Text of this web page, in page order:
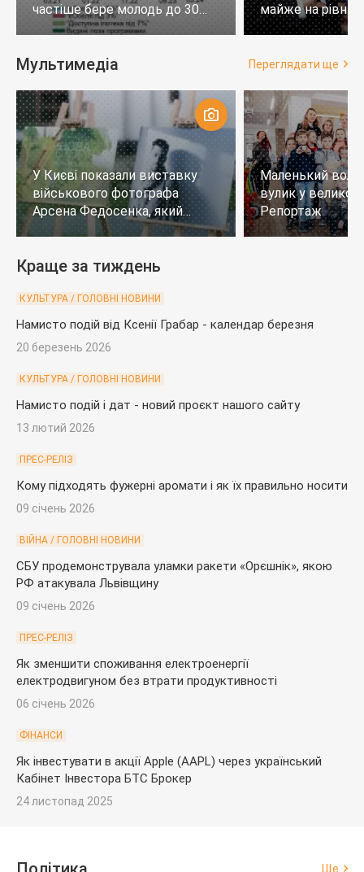
частіше бере молодь до 30
років
майже на
тих, хто не
Мультимедіа Переглядати ще
У Києві показали виставку
військового фотографа
Арсена Федосенка, який
загинув на війні
Маленький
вулик у
Репортаж
Краще за тиждень
КУЛЬТУРА / ГОЛОВНІ НОВИНИ
Намисто подій від Ксенії Грабар - календар березня
20 березень 2026
КУЛЬТУРА / ГОЛОВНІ НОВИНИ
Намисто подій і дат - новий проєкт нашого сайту
13 лютий 2026
ПРЕС-РЕЛІЗ
Кому підходять фужерні аромати і як їх правильно носити
09 січень 2026
ВІЙНА / ГОЛОВНІ НОВИНИ
СБУ продемонструвала уламки ракети «Орєшнік», якою
РФ атакувала Львівщину
09 січень 2026
ПРЕС-РЕЛІЗ
Як зменшити споживання електроенергії
електродвигуном без втрати продуктивності
06 січень 2026
ФІНАНСИ
Як інвестувати в акції Apple (AAPL) через український
Кабінет Інвестора БТС Брокер
24 листопад 2025
Ще